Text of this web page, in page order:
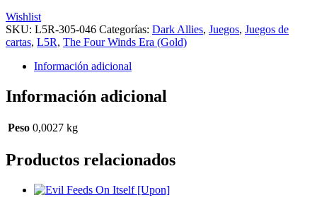
Wishlist
SKU: L5R-305-046 Categorías: Dark Allies, Juegos, Juegos de
cartas, L5R, The Four Winds Era (Gold)
Información adicional
Información adicional
Peso 0,0027 kg
Productos relacionados